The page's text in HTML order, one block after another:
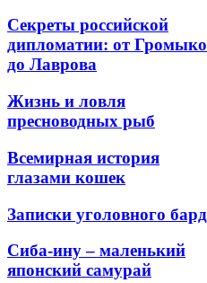
Секреты российской
дипломатии: от Громыко
до Лаврова
Жизнь и ловля
пресноводных рыб
Всемирная история
глазами кошек
Записки уголовного
Сиба-ину – маленький
японский самурай